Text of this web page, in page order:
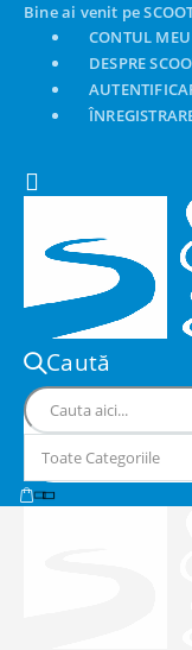
Bine ai venit pe
CONTUL MEU
DESPRE
Caută